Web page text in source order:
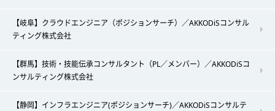
【岐阜】クラウドエンジニア（ポジションサーチ）／AKKODiSコンサル
ティング株式会社
【群馬】技術・技能伝承コンサルタント（PL／メンバー）／AKKODiSコ
ンサルティング株式会社
【静岡】インフラエンジニア(ポジションサーチ)／AKKODiSコンサルテ